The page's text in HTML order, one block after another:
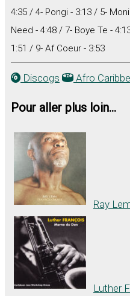
4:35 / 4- Pongi - 3:13 / 5-
Need - 4:48 / 7- Boye Te -
1:51 / 9- Af Coeur - 3:53
Discogs Afro
Pour aller plus loin...
Ray
Luther